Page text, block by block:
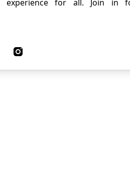
experience for all. Join in